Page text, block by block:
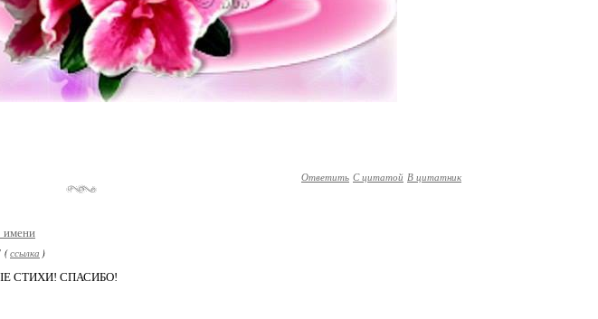
Ответить С цитатой В цитатник
имени
(ссылка )
СТИХИ! СПАСИБО!